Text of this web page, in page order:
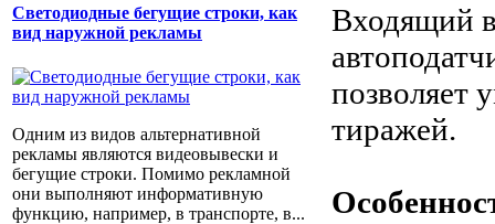
Светодиодные бегущие строки, как
вид наружной рекламы
Одним из видов альтернативной
рекламы являются видеовывески и
бегущие строки. Помимо рекламной
они выполняют информативную
функцию, например, в транспорте, в...
Входящий
позволяет
тиражей.